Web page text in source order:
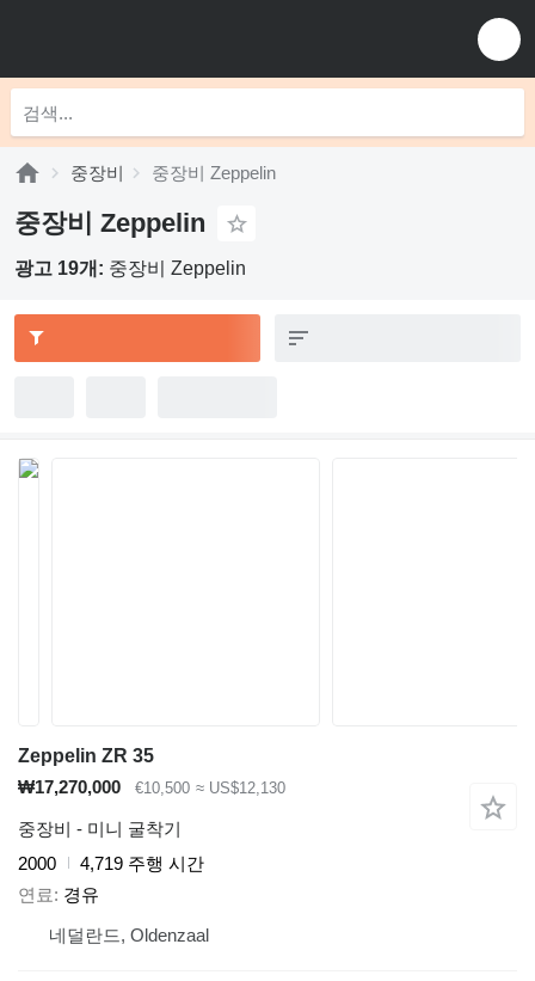
중장비 중장비 Zeppelin
중장비 Zeppelin
광고 19개: 중장비 Zeppelin
Zeppelin ZR 35
₩17,270,000
€10,500 ≈ US$12,130
중장비 - 미니 굴착기
2000
4,719 주행 시간
연료
경유
네덜란드, Oldenzaal